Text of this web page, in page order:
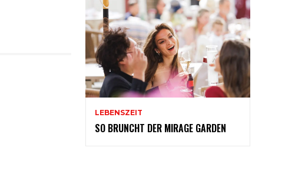
LEBENSZEIT
SO BRUNCHT DER MIRAGE GARDEN